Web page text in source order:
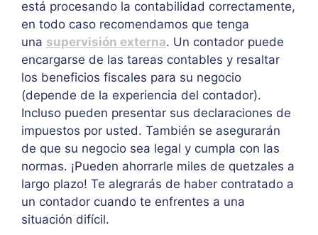
está procesando la contabilidad correctamente,
en todo caso recomendamos que tenga
una supervisión externa. Un contador puede
encargarse de las tareas contables y resaltar
los beneficios fiscales para su negocio
(depende de la experiencia del contador).
Incluso pueden presentar sus declaraciones de
impuestos por usted. También se asegurarán
de que su negocio sea legal y cumpla con las
normas. ¡Pueden ahorrarle miles de quetzales a
largo plazo! Te alegrarás de haber contratado a
un contador cuando te enfrentes a una
situación difícil.